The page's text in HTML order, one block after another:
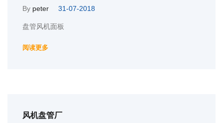
By peter 31-07-2018
盘管风机面板
阅读更多
风机盘管厂